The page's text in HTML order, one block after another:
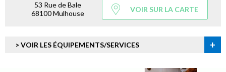
53 Rue de Bale
68100 Mulhouse
VOIR SUR LA CARTE
> VOIR LES ÉQUIPEMENTS/SERVICES +